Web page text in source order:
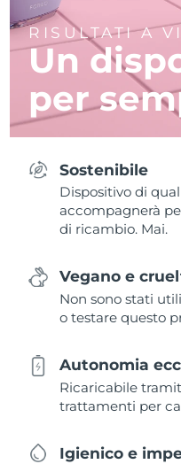
RISULTATI A
Un
per
Sostenibile
Dispositivo di
accompagnerà
di ricambio. Mai.
Vegano e
Non sono stati
o testare questo
Autonomia
Ricaricabile
trattamenti per
Igienico e